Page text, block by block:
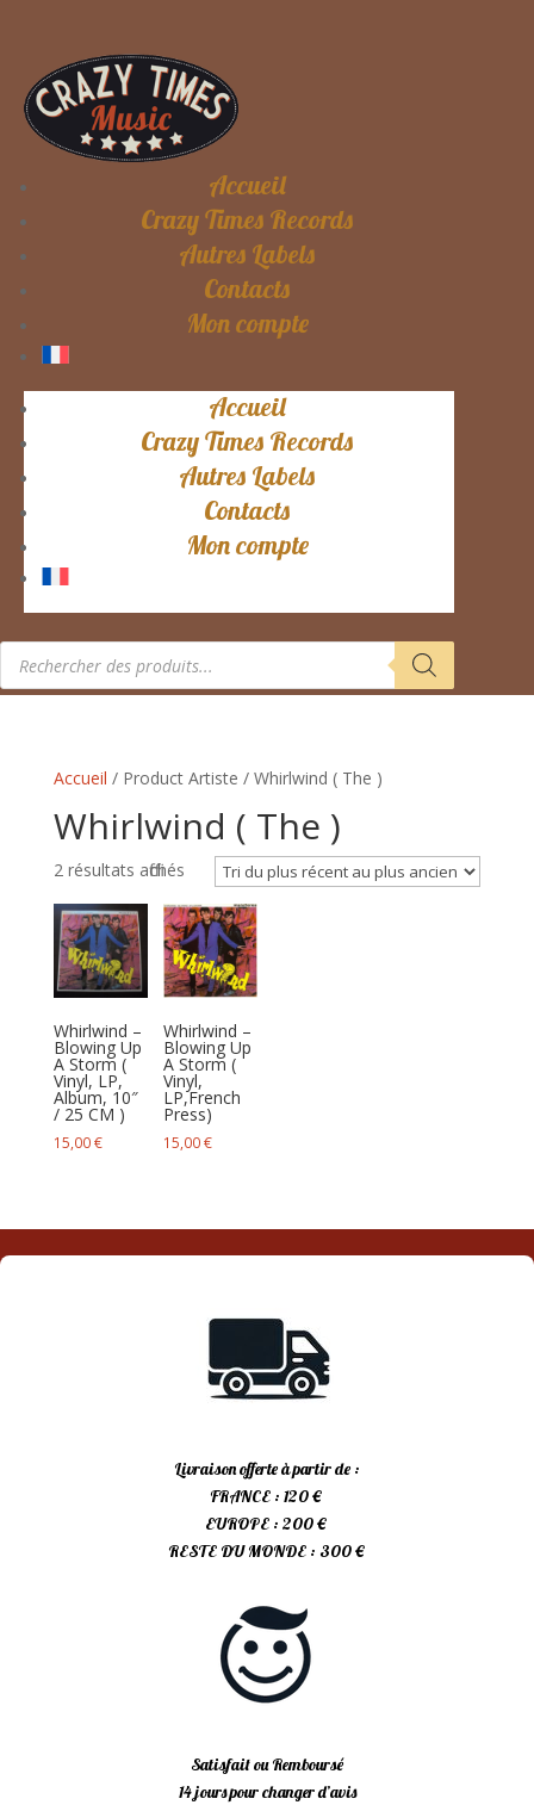
Accueil
Crazy Times Records
Autres Labels
Contacts
Mon compte
Accueil
Crazy Times Records
Autres Labels
Contacts
Mon compte
Recherche
produits
Accueil / Product Artiste / Whirlwind ( The )
Whirlwind ( The )
2 résultats affichésTrié
plus
récent
au
ancien
Whirlwind –
Blowing Up
A Storm (
Vinyl, LP,
Album, 10″
/ 25 CM )
15,00€
Whirlwind –
Blowing Up
A Storm (
Vinyl,
LP,French
Press)
15,00€
Livraison offerte à partir de :
FRANCE : 120 €
EUROPE : 200 €
RESTE DU MONDE : 300 €
Satisfait ou Remboursé
14 jours pour changer d’avis